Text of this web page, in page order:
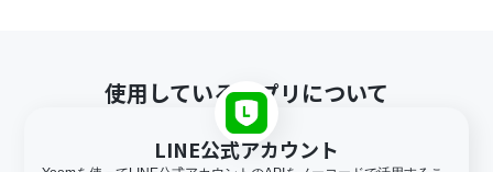
使用しているアプリについて
LINE公式アカウント